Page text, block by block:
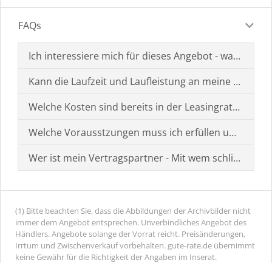
FAQs
Ich interessiere mich für dieses Angebot - was muss
Kann die Laufzeit und Laufleistung an meine
Welche Kosten sind bereits in der Leasingrate
Welche Vorausstzungen muss ich erfüllen um einen
Wer ist mein Vertragspartner - Mit wem schließe ich
(1) Bitte beachten Sie, dass die Abbildungen der Archivbilder nicht
immer dem Angebot entsprechen. Unverbindliches Angebot des
Händlers. Angebote solange der Vorrat reicht. Preisänderungen,
Irrtum und Zwischenverkauf vorbehalten. gute-rate.de übernimmt
keine Gewähr für die Richtigkeit der Angaben im Inserat.